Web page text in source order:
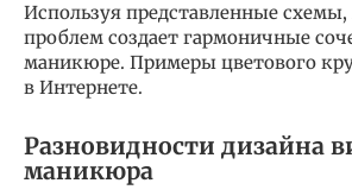
Используя представленные схемы,
проблем создает гармоничные
маникюре. Примеры цветового
в Интернете.
Разновидности дизайна
маникюра